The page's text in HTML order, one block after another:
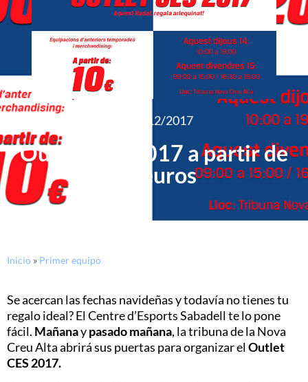
13/12/2017
Outlet CES 2017 a partir de
10 euros
Inicio » Primer equipo
Se acercan las fechas navideñas y todavía no tienes tu
regalo ideal? El Centre d’Esports Sabadell te lo pone
fácil. Mañanaypasado mañana, la tribuna de la Nova
Creu Alta abrirá sus puertas para organizar elOutlet
CES 2017.